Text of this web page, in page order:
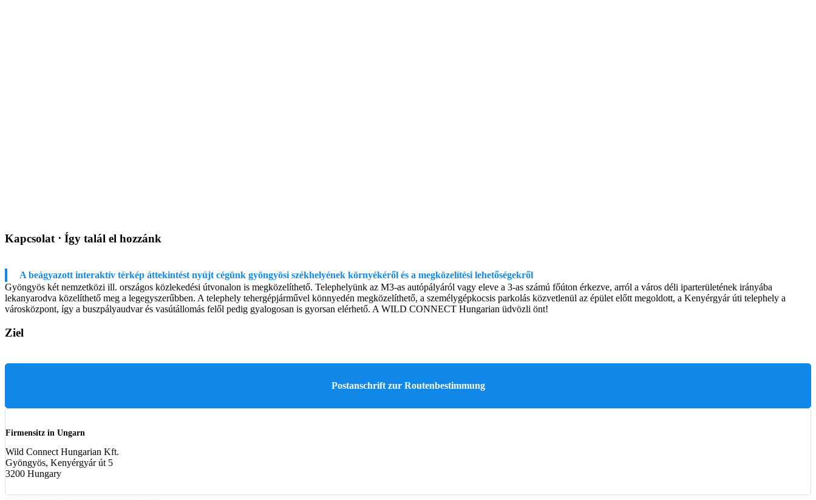
Kapcsolat ⋅ Így talál el hozzánk
A beágyazott interaktív térkép áttekintést nyújt cégünk gyöngyösi székhelyének környékéről és a megközelítési lehetőségekről
Gyöngyös két nemzetközi ill. országos közlekedési útvonalon is megközelíthető. Telephelyünk az M3-as autópályáról vagy eleve a 3-as számú főúton érkezve, arról a város déli iparterületének irányába
lekanyarodva közelíthető meg a legegyszerűbben. A telephely tehergépjárművel könnyedén megközelíthető, a személygépkocsis parkolás közvetlenül az épület előtt megoldott, a Kenyérgyár úti telephely a
városközpont, így a buszpályaudvar és vasútállomás felől pedig gyalogosan is gyorsan elérhető. A WILD CONNECT Hungarian üdvözli önt!
Ziel
Postanschrift zur Routenbestimmung
Firmensitz in Ungarn
Wild Connect Hungarian Kft.
Gyöngyös, Kenyérgyár út 5
3200 Hungary